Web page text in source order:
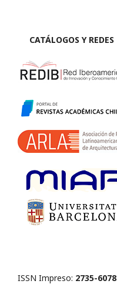
CATÁLOGOS Y REDES
ISSN Impreso: 2735-6078